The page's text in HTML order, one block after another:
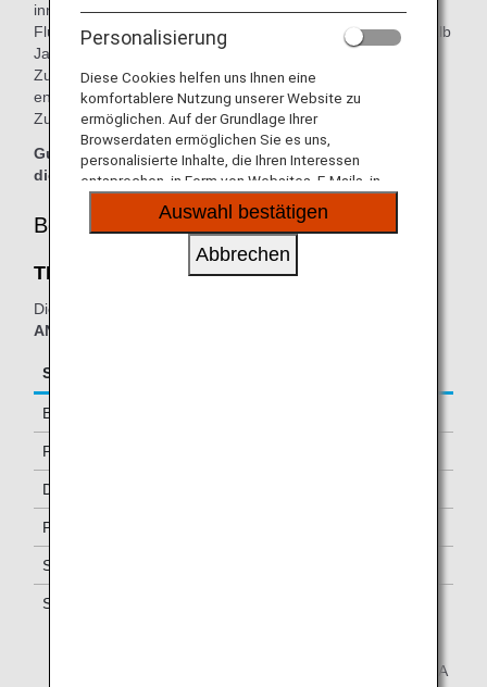
innerjapanischen Anschlussflug einer anderen
Fluggesellschaft und Wechsel in einem Flughafen außerhalb
Japans gelten möglicherweise andere Lounge-
Zugangskriterien. Bitte wenden Sie sich an die
entsprechende Fluggesellschaft, um die Lounge-
Zugangskriterien zu prüfen.
Gutscheine für die ANA Suite Lounge können nicht in
dieser Lounge eingelöst werden.
Berechtigte Kunden
THE CLUB at SJC:
Die nachstehende Tabelle gilt für Passagiere, die auf
ANA durchgeführten Flügen
Serviceklasse/Status
Business Class
Premium Economy *1
Diamond Service-Mitglieder
Platinum Service-Mitglieder
Super Flyers-Mitglieder
Star Alliance Gold-Mitglieder
Nur verfügbar für Passagiere auf Flügen, die von ANA
Personalisierung
Diese Cookies helfen uns Ihnen eine
komfortablere Nutzung unserer Website zu
ermöglichen. Auf der Grundlage Ihrer
Browserdaten ermöglichen Sie es uns,
personalisierte Inhalte, die Ihren Interessen
entsprechen, in Form von Websites, E-Mails, in
sozialen Medien und Werbung anzubieten.
Auswahl bestätigen
Abbrechen